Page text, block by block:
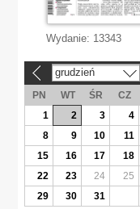
Wydanie: 13343
grudzień
PN WT ŚR CZ
1
2 3 4
8
9 10 11
15
16 17 18
22
23 24 25
29
30 31